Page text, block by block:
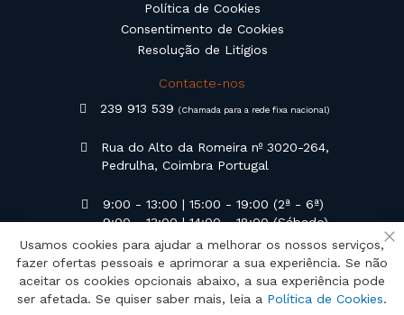
Política de Cookies
Consentimento de Cookies
Resolução de Litígios
Contacte-nos
239 913 539(Chamada para a rede fixa nacional)
Rua do Alto da Romeira nº 3020-264,
Pedrulha, Coimbra Portugal
9:00 - 13:00 | 15:00 - 19:00 (2ª - 6ª)
9:00 - 13:00 | 14:00 - 18:00 (Sábado)
geral@campilusa.pt
Usamos cookies para ajudar a melhorar os nossos serviços,
fazer ofertas pessoais e aprimorar a sua experiência. Se não
aceitar os cookies opcionais abaixo, a sua experiência pode
ser afetada. Se quiser saber mais, leia a Política de Cookies.